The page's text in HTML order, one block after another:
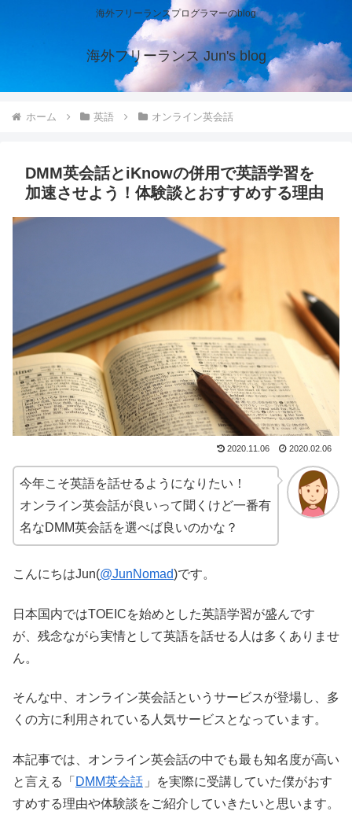
海外フリーランスプログラマーのblog
海外フリーランス Jun's blog
ホーム 英語 オンライン英会話
DMM英会話とiKnowの併用で英語学習を
加速させよう！体験談とおすすめする理由
2020.11.06 2020.02.06
今年こそ英語を話せるようになりたい！
オンライン英会話が良いって聞くけど一番有
名なDMM英会話を選べば良いのかな？
こんにちはJun(@JunNomad)です。
日本国内ではTOEICを始めとした英語学習が盛んです
が、残念ながら実情として英語を話せる人は多くありませ
ん。
そんな中、オンライン英会話というサービスが登場し、多
くの方に利用されている人気サービスとなっています。
本記事では、オンライン英会話の中でも最も知名度が高い
と言える「 DMM英会話 」を実際に受講していた僕がおす
すめする理由や体験談をご紹介していきたいと思います。